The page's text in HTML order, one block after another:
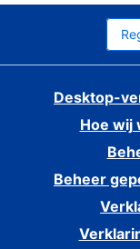
Desktop-
Hoe wij
Beheer